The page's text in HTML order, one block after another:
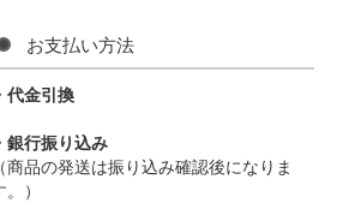
お支払い方法
代金引換
銀行振り込み
（商品の発送は振り込み確認後になりま
）